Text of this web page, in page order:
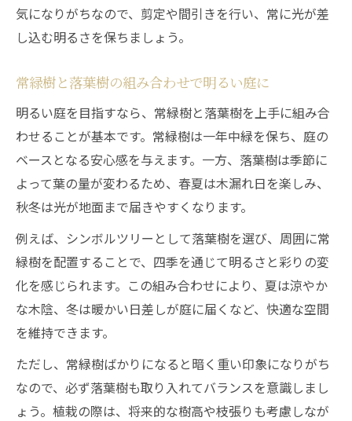
気になりがちなので、剪定や間引きを行い、常に光が差
し込む明るさを保ちましょう。
常緑樹と落葉樹の組み合わせで明るい庭に
明るい庭を目指すなら、常緑樹と落葉樹を上手に組み合
わせることが基本です。常緑樹は一年中緑を保ち、庭の
ベースとなる安心感を与えます。一方、落葉樹は季節に
よって葉の量が変わるため、春夏は木漏れ日を楽しみ、
秋冬は光が地面まで届きやすくなります。
例えば、シンボルツリーとして落葉樹を選び、周囲に常
緑樹を配置することで、四季を通じて明るさと彩りの変
化を感じられます。この組み合わせにより、夏は涼やか
な木陰、冬は暖かい日差しが庭に届くなど、快適な空間
を維持できます。
ただし、常緑樹ばかりになると暗く重い印象になりがち
なので、必ず落葉樹も取り入れてバランスを意識しまし
ょう。植栽の際は、将来的な樹高や枝張りも考慮しなが